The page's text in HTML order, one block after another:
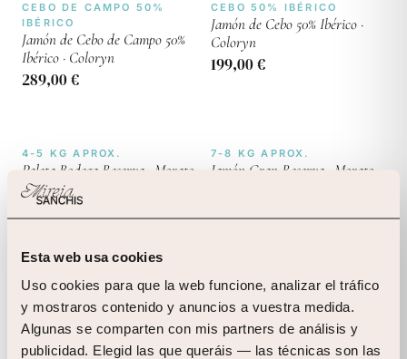
Esta web usa cookies
Uso cookies para que la web funcione, analizar el tráfico
y mostraros contenido y anuncios a vuestra medida.
Algunas se comparten con mis partners de análisis y
publicidad. Elegid las que queráis — las técnicas son las
CEBO DE CAMPO 50%
IBÉRICO
Jamón de Cebo de Campo 50%
Ibérico · Coloryn
289,00 €
CEBO 50% IBÉRICO
Jamón de Cebo 50% Ibérico ·
Coloryn
199,00 €
4-5 KG APROX.
Paleta Bodega Reserva · Morato
49,00 €
7-8 KG APROX.
Jamón Gran Reserva · Morato
CEBO DE CAMPO 50%
IBÉRICO
Paleta de Cebo de Campo 50%
Ibérica · Morato
129,00 €
Paleta de Cebo 50% Ibérica ·
Morato
119,00 €